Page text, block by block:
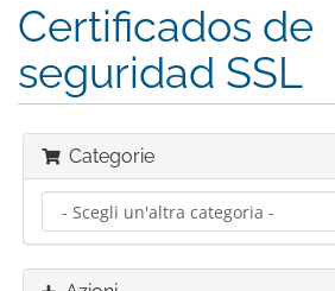
Certificados de
seguridad SSL
Categorie